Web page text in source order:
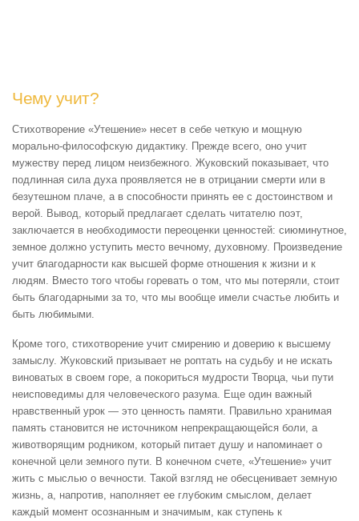
Чему учит?
Стихотворение «Утешение» несет в себе четкую и мощную
морально-философскую дидактику. Прежде всего, оно учит
мужеству перед лицом неизбежного. Жуковский показывает, что
подлинная сила духа проявляется не в отрицании смерти или в
безутешном плаче, а в способности принять ее с достоинством и
верой. Вывод, который предлагает сделать читателю поэт,
заключается в необходимости переоценки ценностей: сиюминутное,
земное должно уступить место вечному, духовному. Произведение
учит благодарности как высшей форме отношения к жизни и к
людям. Вместо того чтобы горевать о том, что мы потеряли, стоит
быть благодарными за то, что мы вообще имели счастье любить и
быть любимыми.
Кроме того, стихотворение учит смирению и доверию к высшему
замыслу. Жуковский призывает не роптать на судьбу и не искать
виноватых в своем горе, а покориться мудрости Творца, чьи пути
неисповедимы для человеческого разума. Еще один важный
нравственный урок — это ценность памяти. Правильно хранимая
память становится не источником непрекращающейся боли, а
животворящим родником, который питает душу и напоминает о
конечной цели земного пути. В конечном счете, «Утешение» учит
жить с мыслью о вечности. Такой взгляд не обесценивает земную
жизнь, а, напротив, наполняет ее глубоким смыслом, делает
каждый момент осознанным и значимым, как ступень к